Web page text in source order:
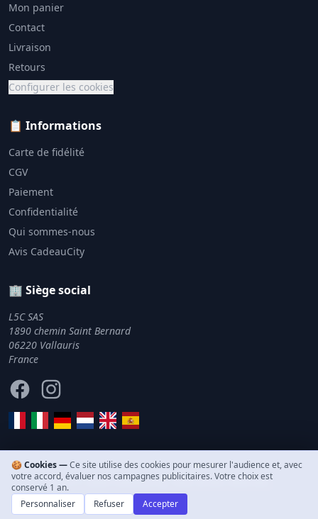
Mon panier
Contact
Livraison
Retours
Configurer les cookies
📋 Informations
Carte de fidélité
CGV
Paiement
Confidentialité
Qui sommes-nous
Avis CadeauCity
🏢 Siège social
L5C SAS
1890 chemin Saint Bernard
06220 Vallauris
France
FacebookInstagram
© 2011–2026 CadeauCity. Tous droits réservés.
🍪 Cookies —Ce site utilise des cookies pour mesurer l'audience et, avec
votre accord, évaluer nos campagnes publicitaires. Votre choix est
conservé 1 an.
Personnaliser
Refuser Accepter